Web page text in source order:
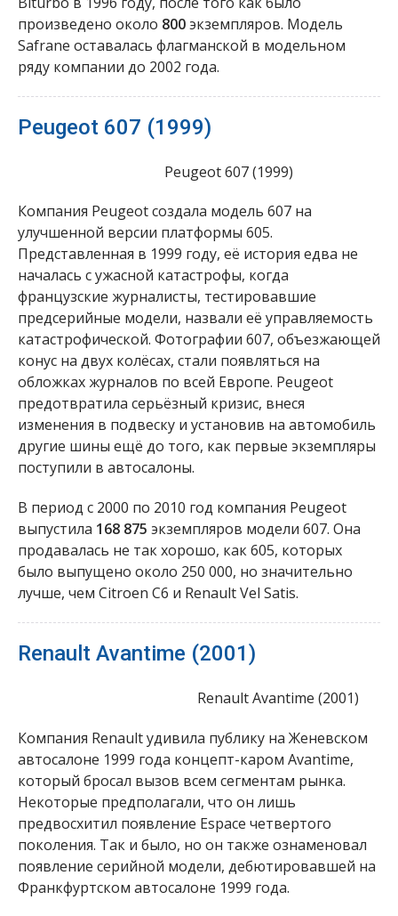
произведено около 800экземпляров. Модель
Safrane оставалась флагманской в модельном
ряду компании до 2002 года.
Peugeot 607 (1999)
Peugeot 607 (1999)
Компания Peugeot создала модель 607 на
улучшенной версии платформы 605.
Представленная в 1999 году, её история едва не
началась с ужасной катастрофы, когда
французские журналисты, тестировавшие
предсерийные модели, назвали её управляемость
катастрофической. Фотографии 607, объезжающей
конус на двух колёсах, стали появляться на
обложках журналов по всей Европе. Peugeot
предотвратила серьёзный кризис, внеся
изменения в подвеску и установив на автомобиль
другие шины ещё до того, как первые экземпляры
поступили в автосалоны.
В период с 2000 по 2010 год компания Peugeot
выпустила 168 875 экземпляров модели 607. Она
продавалась не так хорошо, как 605, которых
было выпущено около 250 000, но значительно
лучше, чем Citroen C6 и Renault Vel Satis.
Renault Avantime (2001)
Renault Avantime (2001)
Компания Renault удивила публику на Женевском
автосалоне 1999 года концепт-каром Avantime,
который бросал вызов всем сегментам рынка.
Некоторые предполагали, что он лишь
предвосхитил появление Espace четвертого
поколения. Так и было, но он также ознаменовал
появление серийной модели, дебютировавшей на
Франкфуртском автосалоне 1999 года.